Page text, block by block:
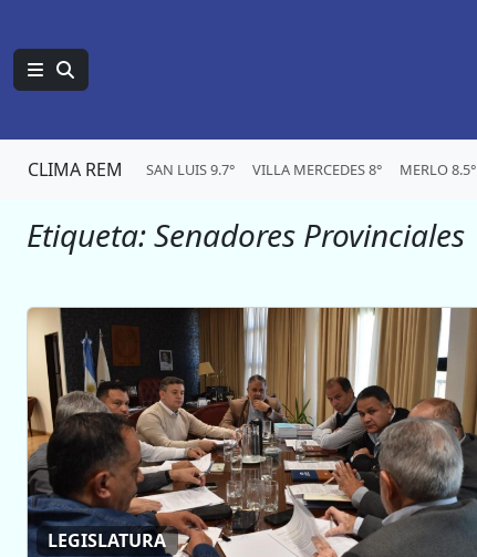
CLIMA REM SAN LUIS 9.7° VILLA MERCEDES 8° MERLO 8.5°
Etiqueta:Senadores Provinciales
LEGISLATURA